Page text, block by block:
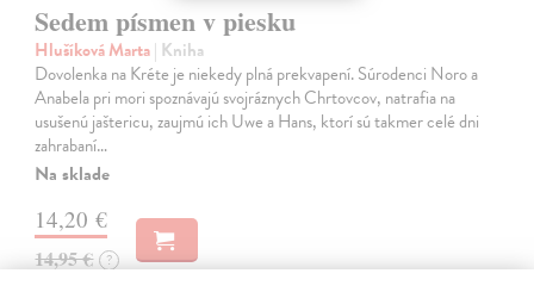
Sedem písmen v piesku
Hlušíková Marta| Kniha
Dovolenka na Kréte je niekedy plná prekvapení. Súrodenci Noro a
Anabela pri mori spoznávajú svojráznych Chrtovcov, natrafia na
usušenú jaštericu, zaujmú ich Uwe a Hans, ktorí sú takmer celé dni
zahrabaní…
Na sklade
14,20 €
14,95 € ?